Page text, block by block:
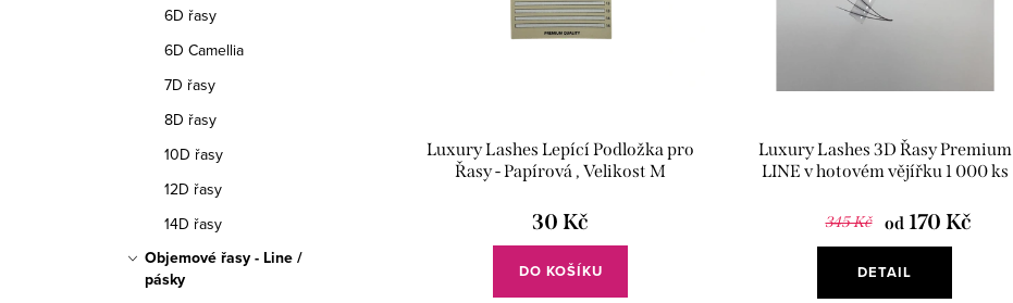
6D řasy
6D Camellia
7D řasy
8D řasy
10D řasy
12D řasy
14D řasy
Objemové řasy - Line /
pásky
Luxury Lashes Lepící Podložka pro
Řasy - Papírová , Velikost M
30 Kč
DO KOŠÍKU
Luxury Lashes 3D Řasy Premium
LINE v hotovém vějířku 1 000 ks
345 Kč od 170 Kč
DETAIL